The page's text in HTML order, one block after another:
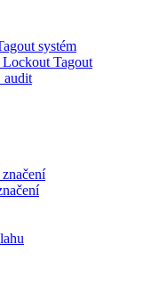
systém
Tagout
audit